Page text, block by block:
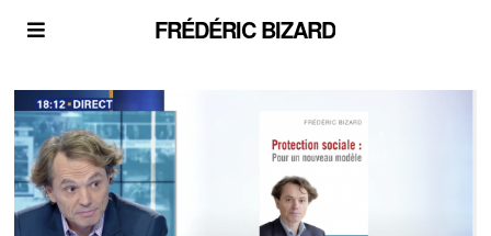
FRÉDÉRIC BIZARD